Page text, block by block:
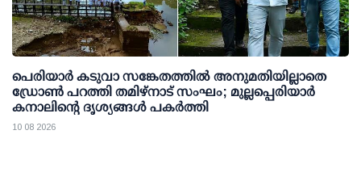
പെരിയാര്‍ കടുവാ സങ്കേതത്തില്‍ അനുമതിയില്ലാതെ
ഡ്രോണ്‍ പറത്തി തമിഴ്നാട് സംഘം; മുല്ലപ്പെരിയാര്‍
കനാലിന്റെ ദൃശ്യങ്ങള്‍ പകര്‍ത്തി
10 08 2026